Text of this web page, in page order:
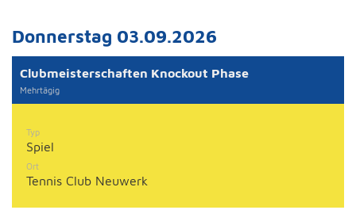
Donnerstag 03.09.2026
Clubmeisterschaften Knockout Phase
Mehrtägig
Typ
Spiel
Ort
Tennis Club Neuwerk